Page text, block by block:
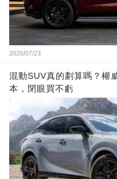
2026/07/23
混動SUV真的劃算嗎？權
本，閉眼買不虧